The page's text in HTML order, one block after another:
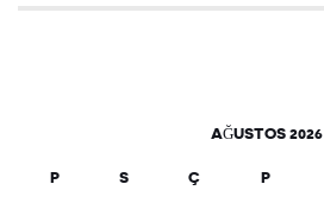
AĞUSTOS 2026
P S Ç P